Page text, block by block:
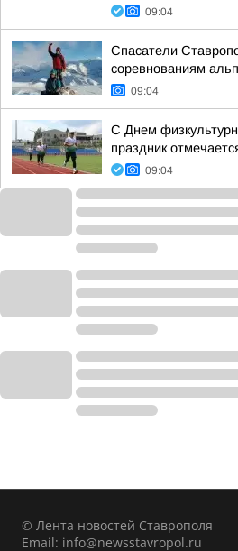
09:04
Спасатели
соревнованиям
09:04
С Днем
праздник
09:04
© Лента новостей Ставрополя
Email: info@newsstavropol.ru